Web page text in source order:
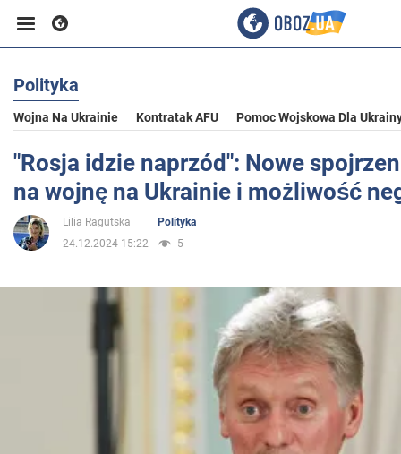
Biznes
Sport
Rozrywka
Wojna na Ukrainie
Polityka
Wojna Na Ukrainie Kontratak AFU Pomoc Wojskowa Dla
"Rosja idzie naprzód": Nowe
na wojnę na Ukrainie i możliwość
Lilia Ragutska
Polityka
24.12.2024 15:22
5